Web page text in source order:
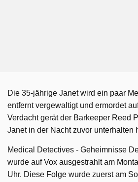
Die 35-jährige Janet wird ein paar
entfernt vergewaltigt und ermordet
Verdacht gerät der Barkeeper Reed
Janet in der Nacht zuvor unterhalten
Medical Detectives - Geheimnisse
wurde auf Vox ausgestrahlt am
Uhr. Diese Folge wurde zuerst am